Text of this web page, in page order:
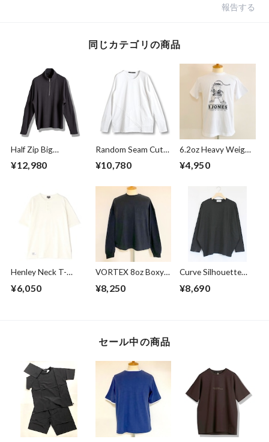
報告する
同じカテゴリの商品
Half Zip Big
Pullover Gray
¥12,980
Random Seam Cut
Off Crew Neck L/S
T-shirts White
¥10,780
6.2oz Heavy Weight
T-shirts FRP-0038
¥4,950
Henley Neck T-
¥6,050
VORTEX 8oz Boxy
with with Glasses
¥8,250
Curve Silhouette
¥8,690
セール中の商品